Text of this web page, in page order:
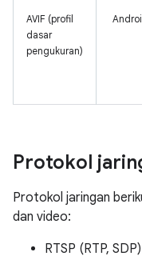
AVIF (profil
dasar
pengukuran)
Protokol
Protokol jaringan
dan video:
RTSP (RTP, SDP)